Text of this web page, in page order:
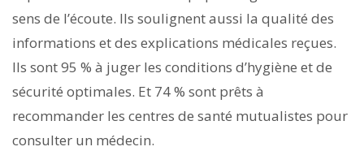
sens de l’écoute. Ils soulignent aussi la qualité des
informations et des explications médicales reçues.
Ils sont 95 % à juger les conditions d’hygiène et de
sécurité optimales. Et 74 % sont prêts à
recommander les centres de santé mutualistes pour
consulter un médecin.